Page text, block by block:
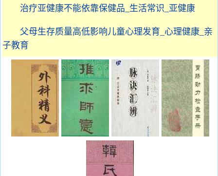
治疗亚健康不能依靠保健品_生活常识_亚健康
父母生存质量高低影响儿童心理发育_心理健康_亲
子教育